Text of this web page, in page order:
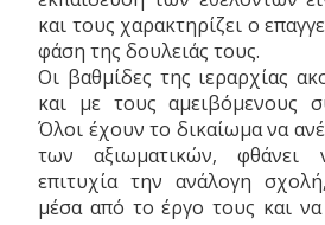
και τους χαρακτηρίζει ο
φάση της δουλειάς τους.
Οι βαθμίδες της ιεραρχίας
και με τους αμειβόμενους
Όλοι έχουν το δικαίωμα να
των αξιωματικών,
επιτυχία την ανάλογη
μέσα από το έργο τους και να